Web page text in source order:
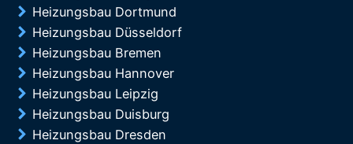
Heizungsbau Dortmund
Heizungsbau Düsseldorf
Heizungsbau Bremen
Heizungsbau Hannover
Heizungsbau Leipzig
Heizungsbau Duisburg
Heizungsbau Dresden